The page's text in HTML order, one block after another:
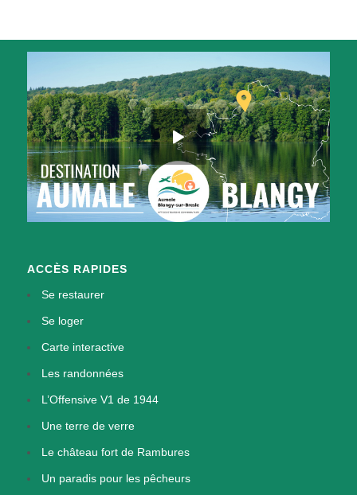
ACCÈS RAPIDES
Se restaurer
Se loger
Carte interactive
Les randonnées
L’Offensive V1 de 1944
Une terre de verre
Le château fort de Rambures
Un paradis pour les pêcheurs